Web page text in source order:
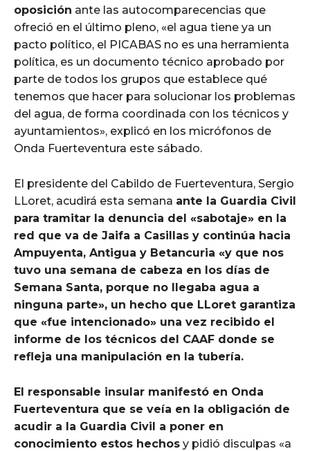
oposición ante las autocomparecencias que
ofreció en el último pleno, «el agua tiene ya un
pacto político, el PICABAS no es una herramienta
política, es un documento técnico aprobado por
parte de todos los grupos que establece qué
tenemos que hacer para solucionar los problemas
del agua, de forma coordinada con los técnicos y
ayuntamientos», explicó en los micrófonos de
Onda Fuerteventura este sábado.
El presidente del Cabildo de Fuerteventura, Sergio
LLoret, acudirá esta semana ante la Guardia Civil
para tramitar la denuncia del «sabotaje» en la
red que va de Jaifa a Casillas y continúa hacia
Ampuyenta, Antigua y Betancuria «y que nos
tuvo una semana de cabeza en los días de
Semana Santa, porque no llegaba agua a
ninguna parte», un hecho que LLoret garantiza
que «fue intencionado» una vez recibido el
informe de los técnicos del CAAF donde se
refleja una manipulación en la tubería.
El responsable insular manifestó en Onda
Fuerteventura que se veía en la obligación de
acudir a la Guardia Civil a poner en
conocimiento estos hechos y pidió disculpas «a